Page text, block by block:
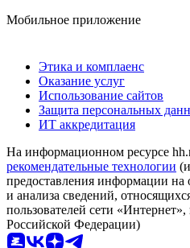
Мобильное приложение
Этика и комплаенс
Оказание услуг
Использование сайтов
Защита персональных
ИТ аккредитация
На информационном ресурсе
рекомендательные технологии
предоставления информации на
и анализа сведений,
пользователей сети
Российской Федерации)